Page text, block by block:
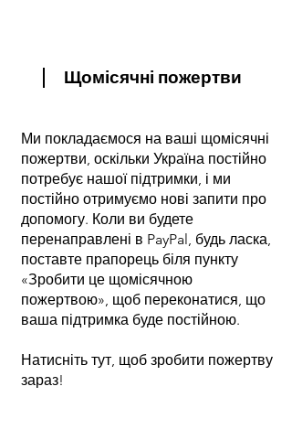
Щомісячні пожертви
Ми покладаємося на ваші щомісячні
пожертви, оскільки Україна постійно
потребує нашої підтримки, і ми
постійно отримуємо нові запити про
допомогу. Коли ви будете
перенаправлені в PayPal, будь ласка,
поставте прапорець біля пункту
«Зробити це щомісячною
пожертвою», щоб переконатися, що
ваша підтримка буде постійною.
Натисніть тут, щоб зробити пожертву
зараз!